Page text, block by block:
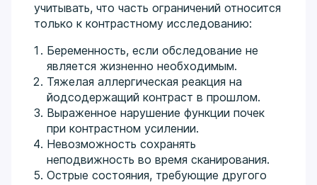
учитывать, что часть ограничений относится
только к контрастному исследованию:
Беременность, если обследование не
является жизненно необходимым.
Тяжелая аллергическая реакция на
йодсодержащий контраст в прошлом.
Выраженное нарушение функции почек
при контрастном усилении.
Невозможность сохранять
неподвижность во время сканирования.
Острые состояния, требующие другого